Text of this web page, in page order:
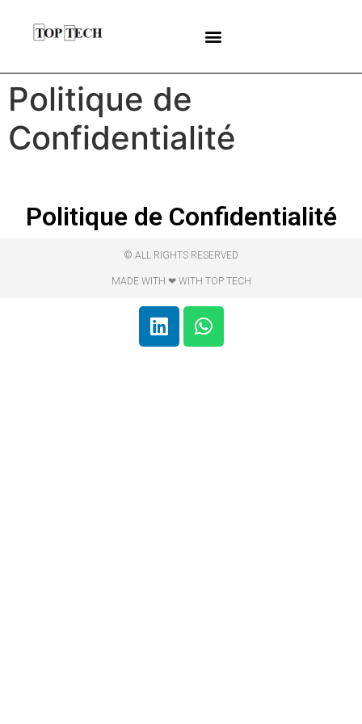
Politique de
Confidentialité
Politique de Confidentialité
© ALL RIGHTS RESERVED
MADE WITH ❤ WITH TOP TECH​